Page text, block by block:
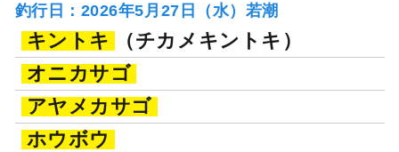
釣行日：2026年5月27日（水）若潮
キントキ
（チカメキントキ）
オニカサゴ
アヤメカサゴ
ホウボウ